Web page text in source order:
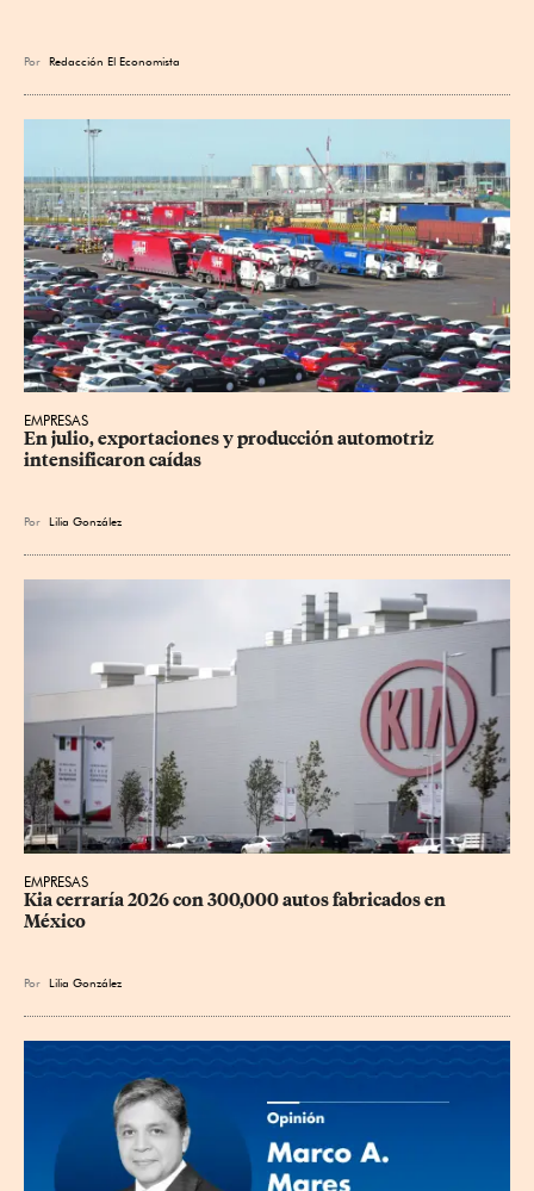
Por Redacción El Economista
EMPRESAS
En julio, exportaciones y producción automotriz
intensificaron caídas
Por Lilia González
EMPRESAS
Kia cerraría 2026 con 300,000 autos fabricados en
México
Por Lilia González